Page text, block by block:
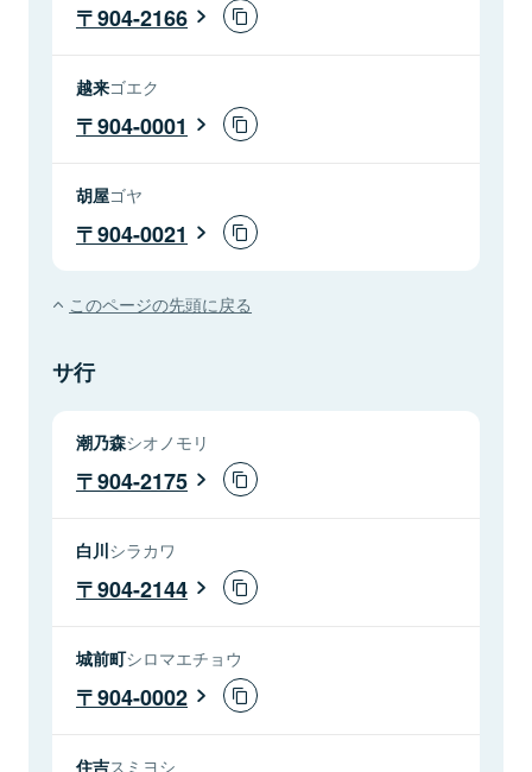
904-2166
越来ゴエク
904-0001
胡屋ゴヤ
904-0021
このページの先頭に戻る
サ行
潮乃森シオノモリ
904-2175
白川シラカワ
904-2144
城前町シロマエチョウ
904-0002
住吉スミヨシ